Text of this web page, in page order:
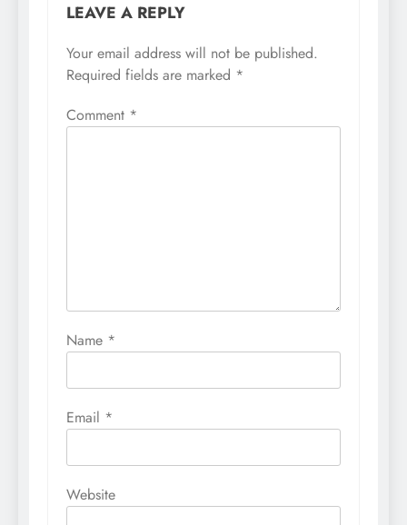
LEAVE A REPLY
Your email address will not be published.
Required fields are marked *
Comment *
Name *
Email *
Website